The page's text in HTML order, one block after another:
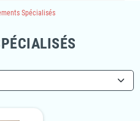
Spécialisés